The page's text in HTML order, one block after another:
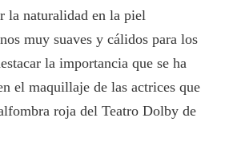
la naturalidad en la piel
muy suaves y cálidos para los
la importancia que se ha
el maquillaje de las actrices que
roja del Teatro Dolby de